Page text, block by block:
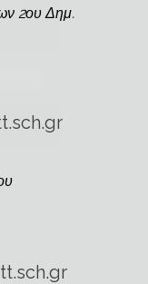
2ου Δημ.